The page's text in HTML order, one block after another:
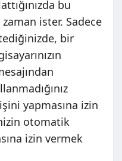
bu
ister. Sadece
bir
yapmasına izin
otomatik
izin vermek